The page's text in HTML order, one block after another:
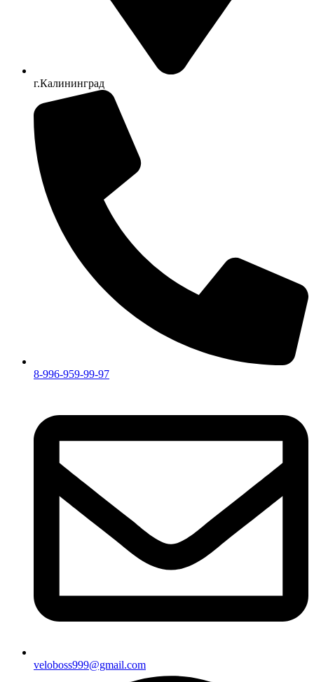
г.Калининград
8-996-959-99-97
veloboss999@gmail.com